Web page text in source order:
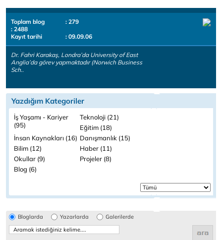
Toplam blog
: 279
: 2488
Kayıt tarihi
: 09.09.06
Dr. Fahri Karakaş, Londra’da University of East
Anglia’da görev yapmaktadır (Norwich Business
Sch..
Yazdığım Kategoriler
İş Yaşamı - Kariyer
(95)
Teknoloji (21)
Eğitim (18)
İnsan Kaynakları (16) Danışmanlık (15)
Bilim (12)
Haber (11)
Okullar (9)
Projeler (8)
Blog (6)
Bloglarda Yazarlarda Galerilerde